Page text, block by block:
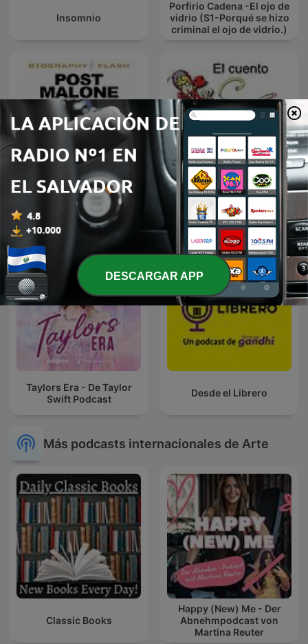
Insomnio
Porfirio Cadena -El ojo de
vidrio (S1-Porqué se hizo
criminal el ojo de vidrio.)
Post Malone - Biography
Flash
El Cuento
Taylors Era - De Taylor
Swift Podcast
Desde el Librero
Más podcasts internacionales de Arte
Classic Books
Happy (New) Me - Der
Abnehmpodcast von
Martina Reuter
DESCARGAR APP